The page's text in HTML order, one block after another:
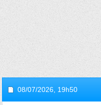
08/07/2026, 19h50